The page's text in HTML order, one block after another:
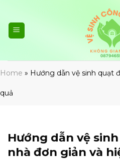
content
Home » Hướng dẫn vệ sinh quạt
quả
Hướng dẫn vệ
nhà đơn giản và